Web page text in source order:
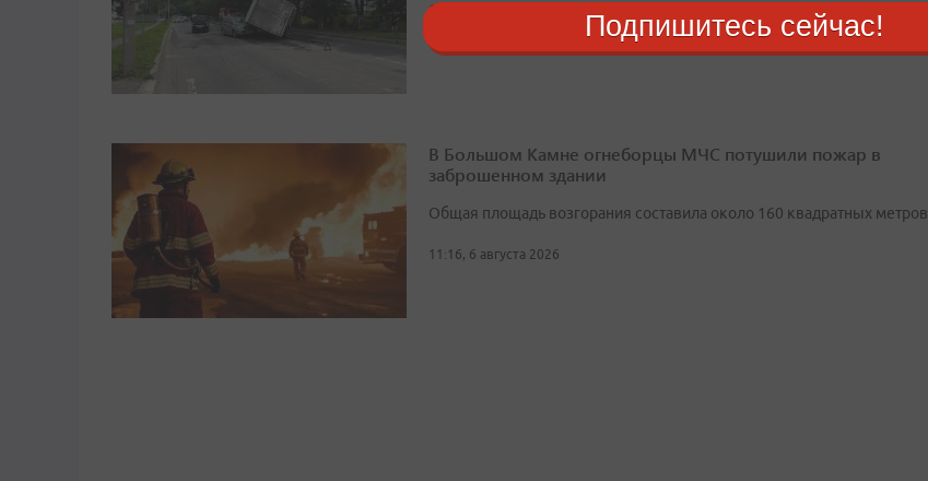
12:12, 6 августа 2026
В Большом Камне огнеборцы МЧС потушили пожар в
заброшенном здании
Общая площадь возгорания составила около 160 квадратных метров
11:16, 6 августа 2026
Подпишитесь сейчас!